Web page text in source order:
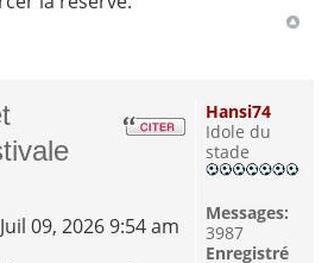
09, 2026 9:54 am
Hansi74
Idole du
stade
Messages:
3987
Enregistré